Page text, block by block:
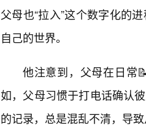
父母也“拉入”这个数字化的
自己的世界。
他注意到，父母在日常
如，父母习惯于打电话确认
的记录，总是混乱不清，导